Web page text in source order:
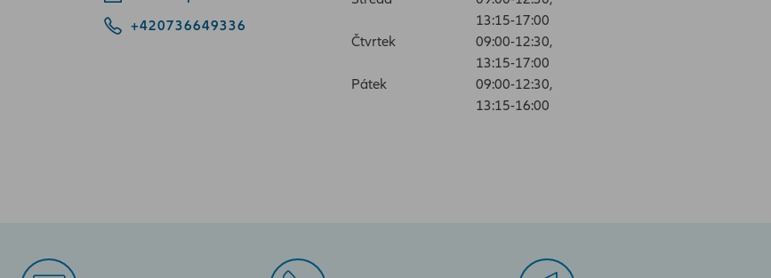
+420736649336
13:15-17:00
Čtvrtek
09:00-12:30,
13:15-17:00
Pátek
09:00-12:30,
13:15-16:00